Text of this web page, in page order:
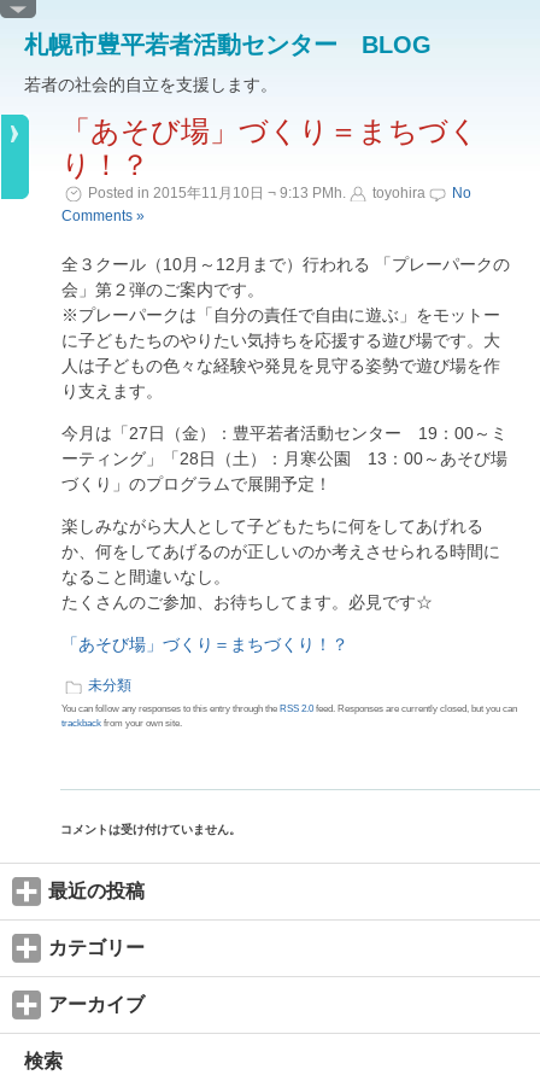
札幌市豊平若者活動センター BLOG
若者の社会的自立を支援します。
「あそび場」づくり＝まちづく
り！？
Posted in 2015年11月10日 ¬ 9:13 PMh. toyohira
No
Comments »
全３クール（10月～12月まで）行われる 「プレーパークの
会」第２弾のご案内です。
※プレーパークは「自分の責任で自由に遊ぶ」をモットー
に子どもたちのやりたい気持ちを応援する遊び場です。大
人は子どもの色々な経験や発見を見守る姿勢で遊び場を作
り支えます。
今月は「27日（金）：豊平若者活動センター 19：00～ミ
ーティング」「28日（土）：月寒公園 13：00～あそび場
づくり」のプログラムで展開予定！
楽しみながら大人として子どもたちに何をしてあげれる
か、何をしてあげるのが正しいのか考えさせられる時間に
なること間違いなし。
たくさんのご参加、お待ちしてます。必見です☆
「あそび場」づくり＝まちづくり！？
未分類
You can follow any responses to this entry through the RSS 2.0 feed. Responses are currently closed, but you can
trackback from your own site.
コメントは受け付けていません。
最近の投稿
カテゴリー
アーカイブ
検索